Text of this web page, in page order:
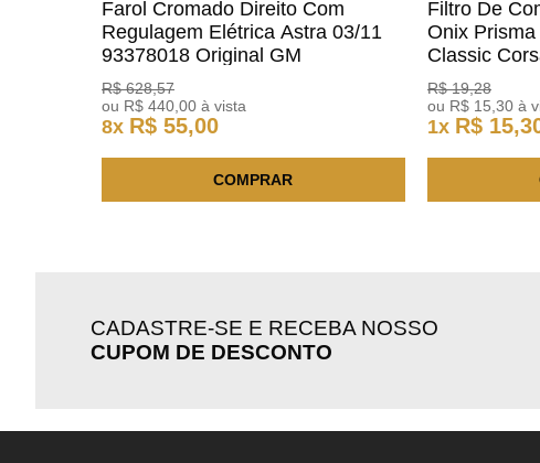
Farol Cromado Direito Com
Regulagem Elétrica Astra 03/11
93378018 Original GM
R$ 628,57
ou R$ 440 ,00 à vista
8x R$ 55,00
COMPRAR
Filtro De
Onix
Classic
ACDelco
R$ 19,28
ou R$ 15 ,30 à
1x R$ 15,
CADASTRE-SE E RECEBA NOSSO
CUPOM DE DESCONTO